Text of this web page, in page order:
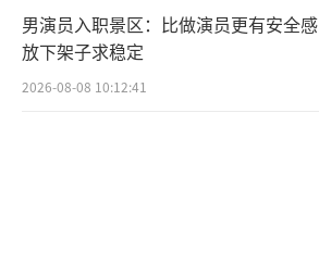
男演员入职景区：比做演员更有安全感
放下架子求稳定
2026-08-08 10:12:41